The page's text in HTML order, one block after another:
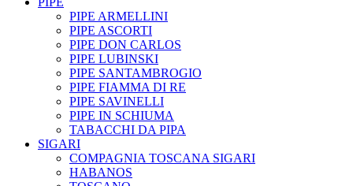
PIPE ARMELLINI
PIPE ASCORTI
PIPE DON CARLOS
PIPE LUBINSKI
PIPE SANTAMBROGIO
PIPE FIAMMA DI RE
PIPE SAVINELLI
PIPE IN SCHIUMA
TABACCHI DA PIPA
SIGARI
COMPAGNIA TOSCANA SIGARI
HABANOS